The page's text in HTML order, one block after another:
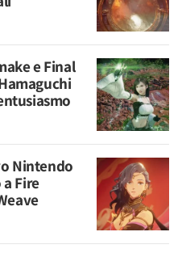
e Final
Nintendo
Fire